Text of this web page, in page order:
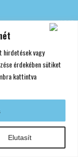
hirdetések vagy
érdekében sütiket
kattintva
Elutasít